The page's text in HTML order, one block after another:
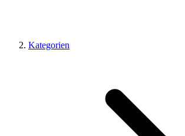
Kategorien